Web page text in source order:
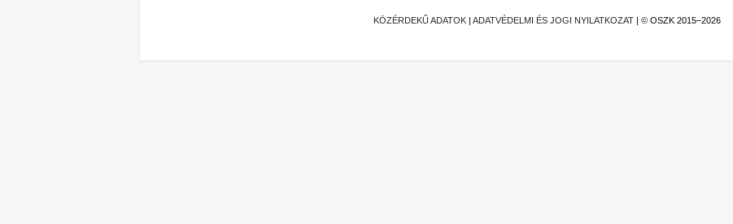
KÖZÉRDEKŰ ADATOK| ADATVÉDELMI ÉS JOGI NYILATKOZAT| © OSZK 2015–2026